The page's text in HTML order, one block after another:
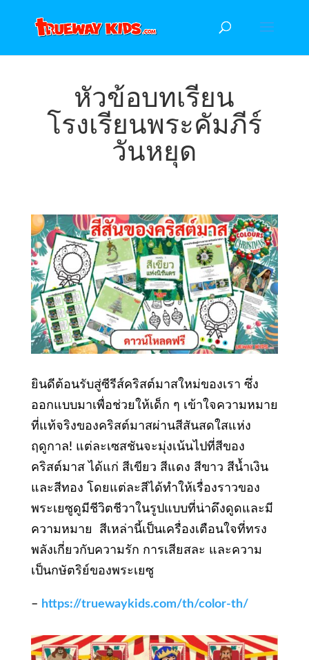
หัวข้อบทเรียน
โรงเรียนพระคัมภีร์
วันหยุด
ยินดีต้อนรับสู่ซีรีส์คริสต์มาสใหม่ของเรา ซึ่ง
ออกแบบมาเพื่อช่วยให้เด็ก ๆ เข้าใจความหมาย
ที่แท้จริงของคริสต์มาสผ่านสีสันสดใสแห่ง
ฤดูกาล! แต่ละเซสชันจะมุ่งเน้นไปที่สีของ
คริสต์มาส ได้แก่ สีเขียว สีแดง สีขาว สีน้ำเงิน
และสีทอง โดยแต่ละสีได้ทำให้เรื่องราวของ
พระเยซูดูมีชีวิตชีวาในรูปแบบที่น่าดึงดูดและมี
ความหมาย สีเหล่านี้เป็นเครื่องเตือนใจที่ทรง
พลังเกี่ยวกับความรัก การเสียสละ และความ
เป็นกษัตริย์ของพระเยซู
– https://truewaykids.com/th/color-th/